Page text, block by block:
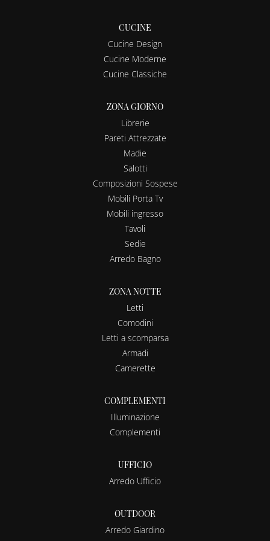
CUCINE
Cucine Design
Cucine Moderne
Cucine Classiche
ZONA GIORNO
Librerie
Pareti Attrezzate
Madie
Salotti
Composizioni Sospese
Mobili Porta Tv
Mobili ingresso
Tavoli
Sedie
Arredo Bagno
ZONA NOTTE
Letti
Comodini
Letti a scomparsa
Armadi
Camerette
COMPLEMENTI
Illuminazione
Complementi
UFFICIO
Arredo Ufficio
OUTDOOR
Arredo Giardino